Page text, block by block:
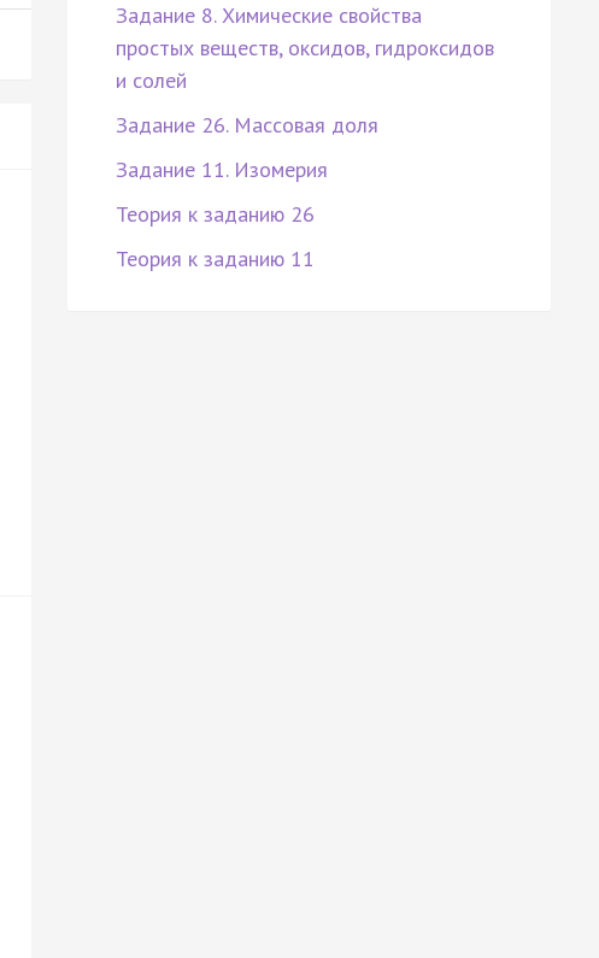
Задание 8. Химические свойства
простых веществ, оксидов, гидроксидов
и солей
Задание 26. Массовая доля
Задание 11. Изомерия
Теория к заданию 26
Теория к заданию 11